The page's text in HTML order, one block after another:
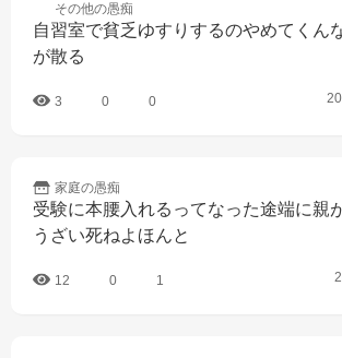
その他の愚痴
自習室で貧乏ゆすりするのやめてくん
が散る
3 0 0
家庭の愚痴
受験に本腰入れるってなった途端に親
うざい死ねよほんと
12 0 1